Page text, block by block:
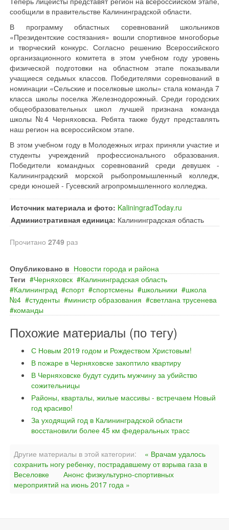
сообщили в правительстве Калининградской области.
В программу областных соревнований школьников
«Президентские состязания» вошли спортивное многоборье
и творческий конкурс. Согласно решению Всероссийского
организационного комитета в этом учебном году уровень
физической подготовки на областном этапе показывали
учащиеся седьмых классов. Победителями соревнований в
номинации «Сельские и поселковые школы» стала команда 7
класса школы поселка Железнодорожный. Среди городских
общеобразовательных школ лучшей признана команда
школы №4 Черняховска. Ребята также будут представлять
наш регион на всероссийском этапе.
В этом учебном году в Молодежных играх приняли участие и
студенты учреждений профессионального образования.
Победители командных соревнований среди девушек -
Калининградский морской рыбопромышленный колледж,
среди юношей - Гусевский агропромышленного колледжа.
Источник материала и фото: KaliningradToday.ru
Административная единица: Калининградская область
Прочитано 2749 раз
Опубликовано в Новости города и района
Теги
Черняховск
Калининградская область
Калининград
спорт спортсмены школьники
школа
№4
студенты министр образования
светлана трусенева
команды
Похожие материалы (по тегу)
С Новым 2019 годом и Рождеством Христовым!
В пожаре в Черняховске закоптило квартиру
В Черняховске будут судить мужчину за убийство
сожительницы
Районы, кварталы, жилые массивы - встречаем Новый
год красиво!
За уходящий год в Калининградской области
восстановили более 45 км федеральных трасс
Другие материалы в этой категории:
« Врачам удалось
сохранить ногу ребенку, пострадавшему от взрыва газа в
Веселовке
Анонс физкультурно-спортивных
мероприятий на июнь 2017 года »